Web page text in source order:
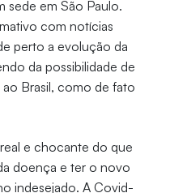
sede em São Paulo.
com notícias
perto a evolução da
da possibilidade de
Brasil, como de fato
e chocante do que
doença e ter o novo
indesejado. A Covid-